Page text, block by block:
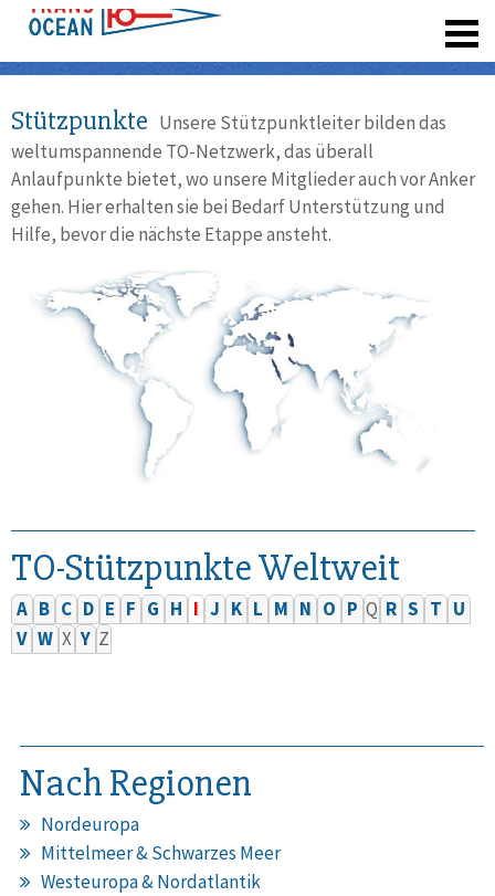
Stützpunkte Unsere Stützpunktleiter bilden das
weltumspannende TO-Netzwerk, das überall
Anlaufpunkte bietet, wo unsere Mitglieder auch vor Anker
gehen. Hier erhalten sie bei Bedarf Unterstützung und
Hilfe, bevor die nächste Etappe ansteht.
TO-Stützpunkte Weltweit
A B C D E F G H I J K L M N O P Q R S T U
V W X Y Z
Nach Regionen
Nordeuropa
Mittelmeer & Schwarzes Meer
Westeuropa & Nordatlantik